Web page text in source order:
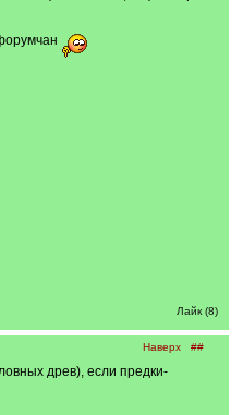
Лайк (8)
Наверх ##
древ), если предки-